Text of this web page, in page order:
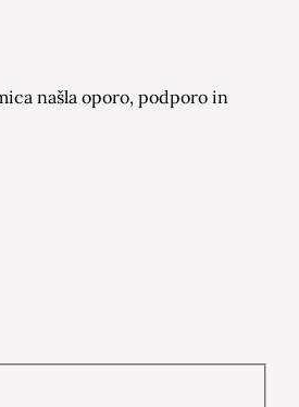
našla oporo, podporo in